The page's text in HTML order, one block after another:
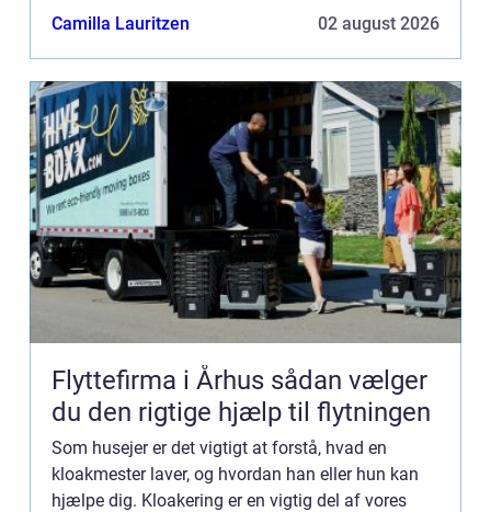
spildevand fra husholdninger og virksomheder. Et
Camilla Lauritzen 02 august 2026
Flyttefirma i Århus sådan vælger
du den rigtige hjælp til flytningen
Som husejer er det vigtigt at forstå, hvad en
kloakmester laver, og hvordan han eller hun kan
hjælpe dig. Kloakering er en vigtig del af vores